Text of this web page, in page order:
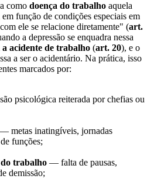
como doença do trabalho aquela
função de condições especiais em
ele se relacione diretamente" (art.
a depressão se enquadra nessa
acidente de trabalho (art. 20), e o
a ser o acidentário. Na prática, isso
marcados por:
psicológica reiterada por chefias ou
— metas inatingíveis, jornadas
funções;
trabalho — falta de pausas,
demissão;